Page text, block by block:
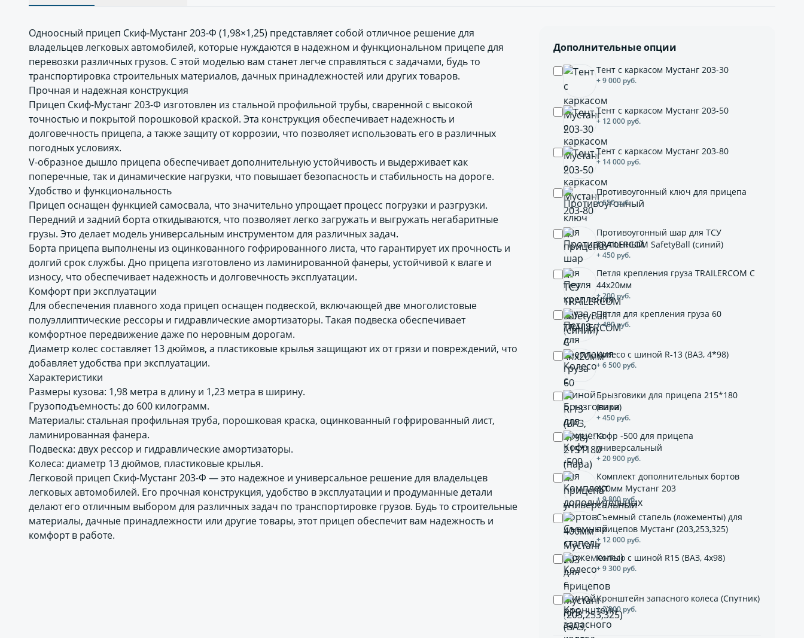
Одноосный прицеп Скиф-Мустанг 203-Ф (1,98×1,25) представляет собой отличное решение для
владельцев легковых автомобилей, которые нуждаются в надежном и функциональном прицепе для
перевозки различных грузов. С этой моделью вам станет легче справляться с задачами, будь то
транспортировка строительных материалов, дачных принадлежностей или других товаров.
Прочная и надежная конструкция
Прицеп Скиф-Мустанг 203-Ф изготовлен из стальной профильной трубы, сваренной с высокой
точностью и покрытой порошковой краской. Эта конструкция обеспечивает надежность и
долговечность прицепа, а также защиту от коррозии, что позволяет использовать его в различных
погодных условиях.
V-образное дышло прицепа обеспечивает дополнительную устойчивость и выдерживает как
поперечные, так и динамические нагрузки, что повышает безопасность и стабильность на дороге.
Удобство и функциональность
Прицеп оснащен функцией самосвала, что значительно упрощает процесс погрузки и разгрузки.
Передний и задний борта откидываются, что позволяет легко загружать и выгружать негабаритные
грузы. Это делает модель универсальным инструментом для различных задач.
Борта прицепа выполнены из оцинкованного гофрированного листа, что гарантирует их прочность и
долгий срок службы. Дно прицепа изготовлено из ламинированной фанеры, устойчивой к влаге и
износу, что обеспечивает надежность и долговечность эксплуатации.
Комфорт при эксплуатации
Для обеспечения плавного хода прицеп оснащен подвеской, включающей две многолистовые
полуэллиптические рессоры и гидравлические амортизаторы. Такая подвеска обеспечивает
комфортное передвижение даже по неровным дорогам.
Диаметр колес составляет 13 дюймов, а пластиковые крылья защищают их от грязи и повреждений, что
добавляет удобства при эксплуатации.
Характеристики
Размеры кузова: 1,98 метра в длину и 1,23 метра в ширину.
Грузоподъемность: до 600 килограмм.
Материалы: стальная профильная труба, порошковая краска, оцинкованный гофрированный лист,
ламинированная фанера.
Подвеска: двух рессор и гидравлические амортизаторы.
Колеса: диаметр 13 дюймов, пластиковые крылья.
Легковой прицеп Скиф-Мустанг 203-Ф — это надежное и универсальное решение для владельцев
легковых автомобилей. Его прочная конструкция, удобство в эксплуатации и продуманные детали
делают его отличным выбором для различных задач по транспортировке грузов. Будь то строительные
материалы, дачные принадлежности или другие товары, этот прицеп обеспечит вам надежность и
комфорт в работе.
Дополнительные опции
Тент с каркасом Мустанг 203-30
+ 9 000 руб.
Тент с каркасом Мустанг 203-50
+ 12 000 руб.
Тент с каркасом Мустанг 203-80
+ 14 000 руб.
Противоугонный ключ для прицепа
+ 650 руб.
Противоугонный шар для ТСУ
TRAILERCOM SafetyBall (синий)
+ 450 руб.
Петля крепления груза TRAILERCOM C
44x20мм
+ 200 руб.
Петля для крепления груза 60
+ 400 руб.
Колесо с шиной R-13 (ВАЗ, 4*98)
+ 6 500 руб.
Брызговики для прицепа 215*180
(пара)
+ 450 руб.
Кофр -500 для прицепа
универсальный
+ 20 900 руб.
Комплект дополнительных бортов
400мм Мустанг 203
+ 9 800 руб.
Съемный стапель (ложементы) для
прицепов Мустанг (203,253,325)
+ 12 000 руб.
Колесо с шиной R15 (ВАЗ, 4х98)
+ 9 300 руб.
Кронштейн запасного колеса (Спутник)
+ 2 000 руб.